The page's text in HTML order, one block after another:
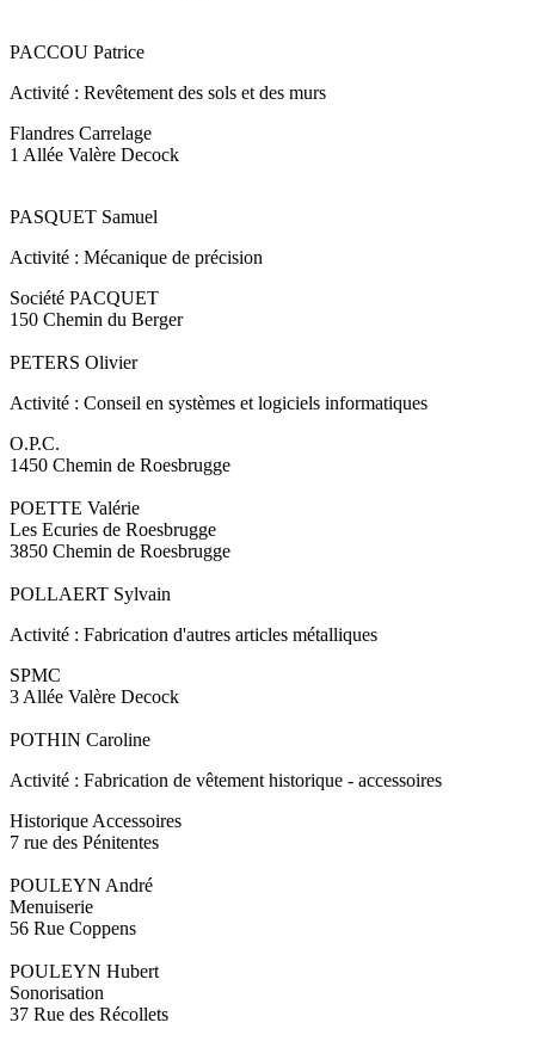
PACCOU Patrice
Activité : Revêtement des sols et des murs
Flandres Carrelage
1 Allée Valère Decock
PASQUET Samuel
Activité : Mécanique de précision
Société PACQUET
150 Chemin du Berger
PETERS Olivier
Activité : Conseil en systèmes et logiciels informatiques
O.P.C.
1450 Chemin de Roesbrugge
POETTE Valérie
Les Ecuries de Roesbrugge
3850 Chemin de Roesbrugge
POLLAERT Sylvain
Activité : Fabrication d'autres articles métalliques
SPMC
3 Allée Valère Decock
POTHIN Caroline
Activité : Fabrication de vêtement historique - accessoires
Historique Accessoires
7 rue des Pénitentes
POULEYN André
Menuiserie
56 Rue Coppens
POULEYN Hubert
Sonorisation
37 Rue des Récollets